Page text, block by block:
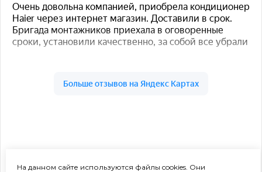
На данном сайте используются файлы cookies. Они